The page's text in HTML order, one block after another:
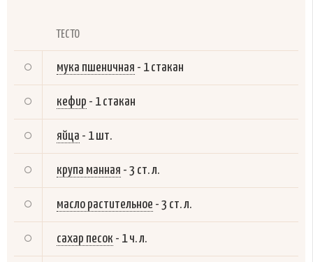
ТЕСТО
мука пшеничная - 1 стакан
кефир - 1 стакан
яйца - 1 шт.
крупа манная - 3 ст. л.
масло растительное - 3 ст. л.
сахар песок - 1 ч. л.